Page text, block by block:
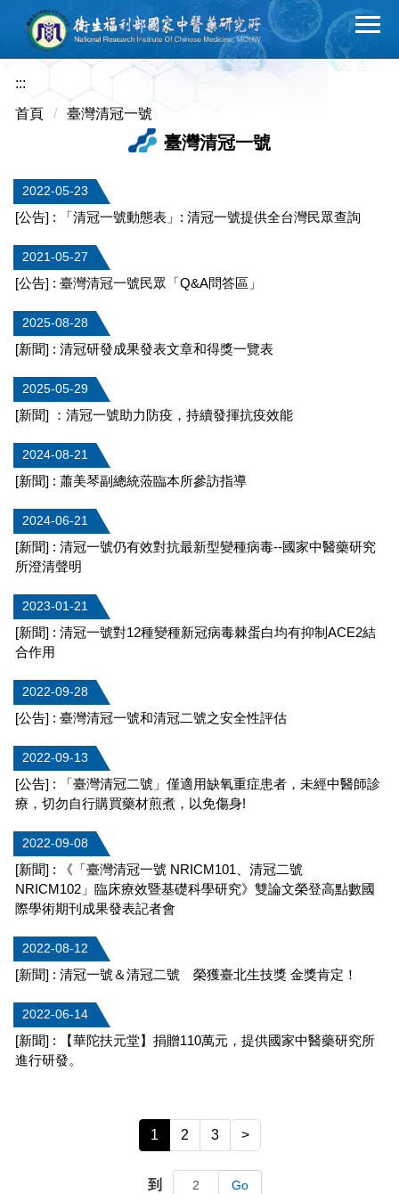
主
要
容
:::
首頁
臺灣清冠一號
臺灣清冠一號
2022-05-23
[公告] : 「清冠一號動態表」: 清冠一號提供全台灣民眾查詢
2021-05-27
[公告] : 臺灣清冠一號民眾「Q&A問答區」
2025-08-28
[新聞] : 清冠研發成果發表文章和得獎一覽表
2025-05-29
[新聞] ：清冠一號助力防疫，持續發揮抗疫效能
2024-08-21
[新聞] : 蕭美琴副總統蒞臨本所參訪指導
2024-06-21
[新聞] : 清冠一號仍有效對抗最新型變種病毒--國家中醫藥研究
所澄清聲明
2023-01-21
[新聞] : 清冠一號對12種變種新冠病毒棘蛋白均有抑制ACE2結
合作用
2022-09-28
[公告] : 臺灣清冠一號和清冠二號之安全性評估
2022-09-13
[公告] : 「臺灣清冠二號」僅適用缺氧重症患者，未經中醫師診
療，切勿自行購買藥材煎煮，以免傷身!
2022-09-08
[新聞] : 《「臺灣清冠一號 NRICM101、清冠二號
NRICM102」臨床療效暨基礎科學研究》雙論文榮登高點數國
際學術期刊成果發表記者會
2022-08-12
[新聞] : 清冠一號＆清冠二號 榮獲臺北生技獎 金獎肯定！
2022-06-14
[新聞] : 【華陀扶元堂】捐贈110萬元，提供國家中醫藥研究所
進行研發。
1 2 3 >
到 Go